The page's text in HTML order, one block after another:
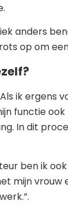
anders
op om
ik ergens
functie ook
In dit
ben ik
mijn vrouw